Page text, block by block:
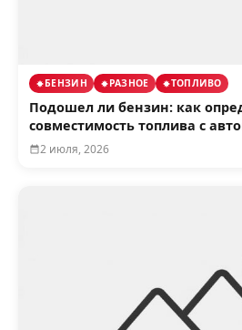
БЕНЗИН РАЗНОЕ ТОПЛИВО
Подошел ли бензин: как
совместимость топлива с
2 июля, 2026